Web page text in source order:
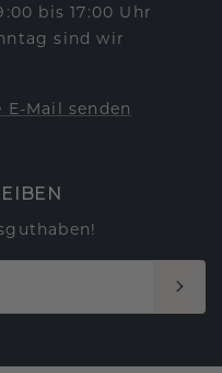
bis 17:00 Uhr
sind wir
E-Mail senden